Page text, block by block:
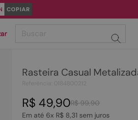
COPIAR
Rasteira Casual
R$ 99,90
R$ 49,90
Em até 6x R$ 8,31sem juros
MAIS BUSCADOS